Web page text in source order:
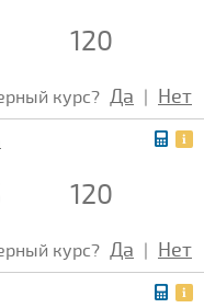
120
курс? Да | Нет
120
курс? Да | Нет